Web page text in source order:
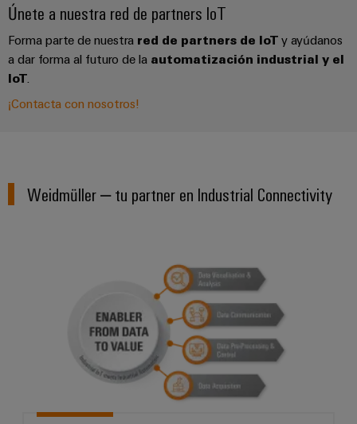
Únete a nuestra red de partners IoT
Forma parte de nuestra red de partners de IoT y ayúdanos
a dar forma al futuro de la automatización industrial y el
IoT.
¡Contacta con nosotros!
Weidmüller – tu partner en Industrial Connectivity